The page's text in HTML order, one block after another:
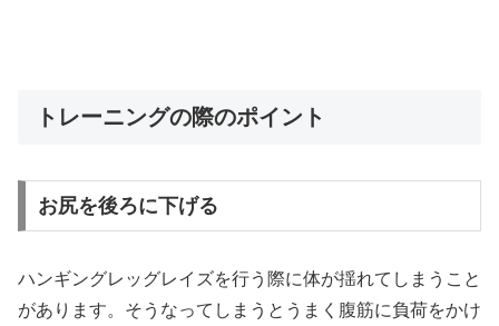
トレーニングの際のポイント
お尻を後ろに下げる
ハンギングレッグレイズを行う際に体が揺れてしまうこと
があります。そうなってしまうとうまく腹筋に負荷をかけ